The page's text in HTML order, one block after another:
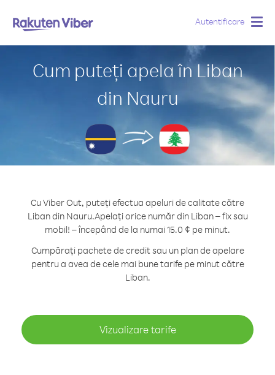
Autentificare
Cum puteți apela în Liban
din Nauru
Cu Viber Out, puteți efectua apeluri de calitate către
Liban din Nauru.Apelați orice număr din Liban – fix sau
mobil! – începând de la numai 15.0 ¢ pe minut.
Cumpărați pachete de credit sau un plan de apelare
pentru a avea de cele mai bune tarife pe minut către
Liban.
Vizualizare tarife